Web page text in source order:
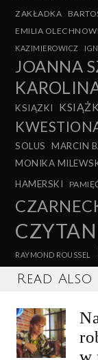
ZAKŁADKA
EMILIA
KAZIMIEROWICZ
JOANNA
KSIĄZKI
SOLUS
MARCIN
MONIKA
HAMERSKI
RAYMOND ROUSSEL
SHAKESPEARE
ŚWIATA
LEWANDOWSKI
Read Also
w